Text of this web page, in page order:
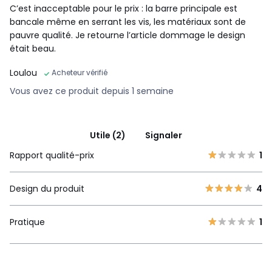
C’est inacceptable pour le prix : la barre principale est
bancale même en serrant les vis, les matériaux sont de
pauvre qualité. Je retourne l’article dommage le design
était beau.
Loulou
Acheteur vérifié
Vous avez ce produit depuis 1 semaine
Utile (2)
Signaler
Rapport qualité-prix
1
Design du produit 4
Pratique 1